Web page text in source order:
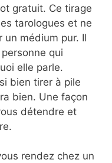
gratuit. Ce tirage
tarologues et ne
un médium pur. Il
qui
elle parle.
bien tirer à pile
bien. Une façon
détendre et
rendez chez un